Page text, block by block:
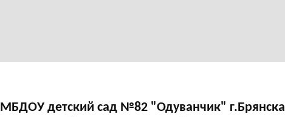
МБДОУ детский сад №82 "Одуванчик" г.Брянска